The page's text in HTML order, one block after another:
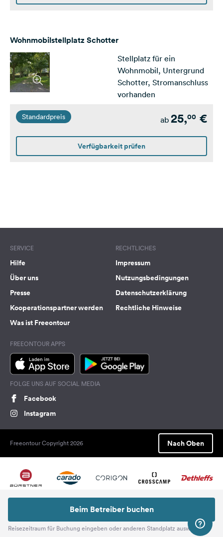
Beim Betreiber buchen
Reisezeitraum für Buchung eingeben oder anderen Standplatz auswählen
Wohnmobilstellplatz Schotter
Stellplatz für ein
Wohnmobil, Untergrund
Schotter, Stromanschluss
vorhanden
Standardpreis ab 25,00 €
Verfügbarkeit prüfen
SERVICE
Hilfe
Über uns
Presse
Kooperationspartner werden
Was ist Freeontour
RECHTLICHES
Impressum
Nutzungsbedingungen
Datenschutzerklärung
Rechtliche Hinweise
FREEONTOUR APPS
FOLGE UNS AUF SOCIAL MEDIA
Facebook
Instagram
Freeontour Copyright 2026 Nach Oben